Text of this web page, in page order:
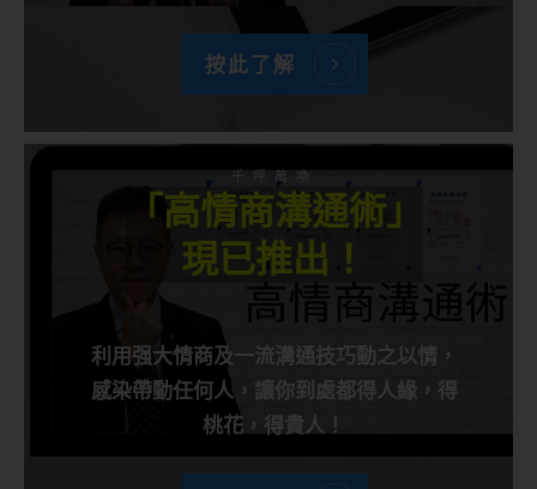
按此了解
千呼萬喚
「高情商溝通術」
現已推出！
利用强大情商及一流溝通技巧動之以情，
感染帶動任何人，讓你到處都得人緣，得
桃花，得貴人！